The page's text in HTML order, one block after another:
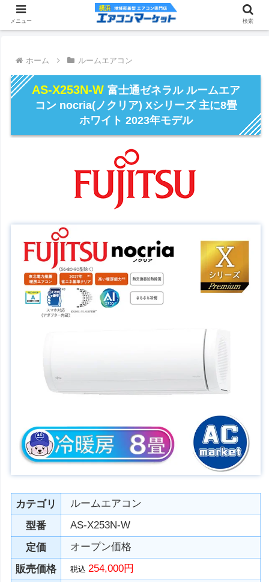
ホーム ルームエアコン
AS-X253N-W 富士通ゼネラル ルームエア
コン nocria(ノクリア) Xシリーズ 主に8畳
ホワイト 2023年モデル
カテゴリ
ルームエアコン
型番
AS-X253N-W
定価
オープン価格
販売価格
税込254,000円
メニュー 検索